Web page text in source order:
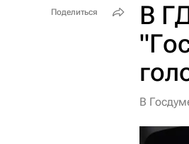
В
В
Поделиться